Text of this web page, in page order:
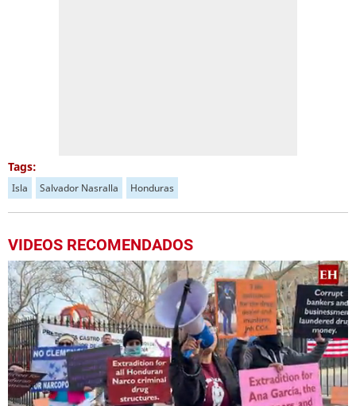
Tags:
Isla Salvador Nasralla Honduras
VIDEOS RECOMENDADOS